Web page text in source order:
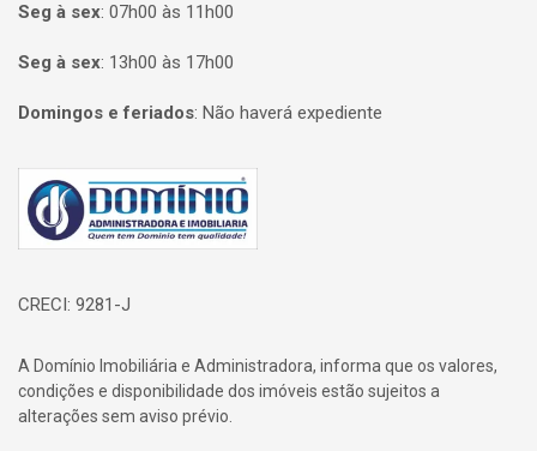
Seg à sex: 07h00 às 11h00
Seg à sex: 13h00 às 17h00
Domingos e feriados: Não haverá expediente
Página inicial
CRECI: 9281-J
A Domínio Imobiliária e Administradora, informa que os valores,
condições e disponibilidade dos imóveis estão sujeitos a
alterações sem aviso prévio.